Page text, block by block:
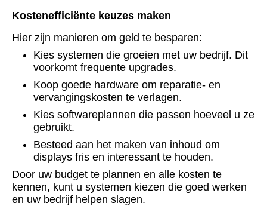
Kostenefficiënte keuzes maken
Hier zijn manieren om geld te besparen:
Kies systemen die groeien met uw bedrijf. Dit
voorkomt frequente upgrades.
Koop goede hardware om reparatie- en
vervangingskosten te verlagen.
Kies softwareplannen die passen hoeveel u ze
gebruikt.
Besteed aan het maken van inhoud om
displays fris en interessant te houden.
Door uw budget te plannen en alle kosten te
kennen, kunt u systemen kiezen die goed werken
en uw bedrijf helpen slagen.